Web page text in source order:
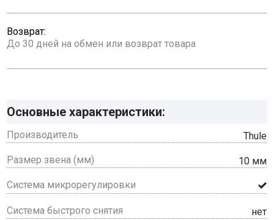
Возврат:
До 30 дней на обмен или возврат товара
Основные характеристики:
Производитель Thule
Размер звена (мм) 10 мм
Система микрорегулировки
Система быстрого снятия нет